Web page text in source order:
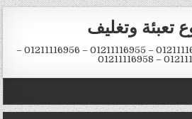
تعبئة وتغليف
مشروع التعبئة والتغليف 01211116954 – 01211116955 – 01211116956 –
01211116957